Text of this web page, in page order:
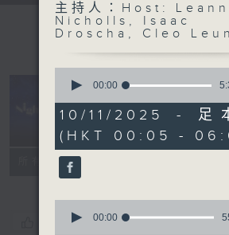
所有集數
Night
長夜細聽
您喜歡這個節目嗎?
主持人：Host:
Nicholls, Isaac
Droscha, Cleo
seconds
5
hours,
30
minutes,
0
seconds
00:00
10/11/2025 - 足
(HKT 00:05 -
seconds
00:00